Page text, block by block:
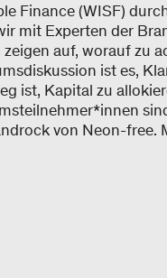
Finance (WISF)
mit Experten der
auf, worauf zu
ist es,
ist, Kapital zu
von Neon-free.